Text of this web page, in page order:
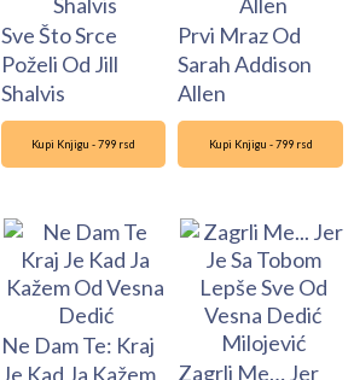
Sve Što Srce
Poželi Od Jill
Shalvis
Prvi Mraz Od
Sarah Addison
Allen
Kupi Knjigu - 799 rsd
Ne Dam Te: Kraj
Je Kad Ja Kažem
Kupi Knjigu - 799 rsd
Zagrli Me… Jer